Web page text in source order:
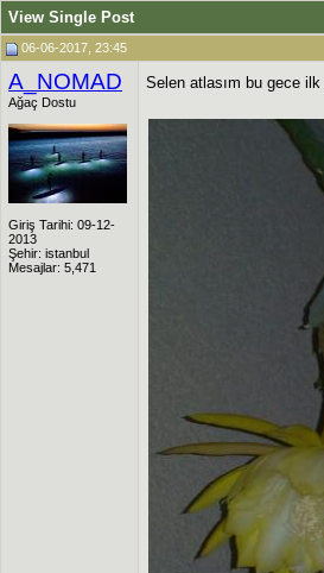
View Single Post
06-06-2017, 23:45
A_NOMAD
Ağaç Dostu
Giriş Tarihi: 09-12-
2013
Şehir: istanbul
Mesajlar: 5,471
Selen atlasım bu gece